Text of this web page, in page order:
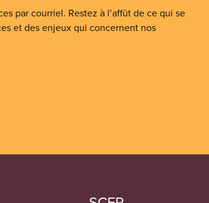
par courriel. Restez à l’affût de ce qui se
et des enjeux qui concernent nos